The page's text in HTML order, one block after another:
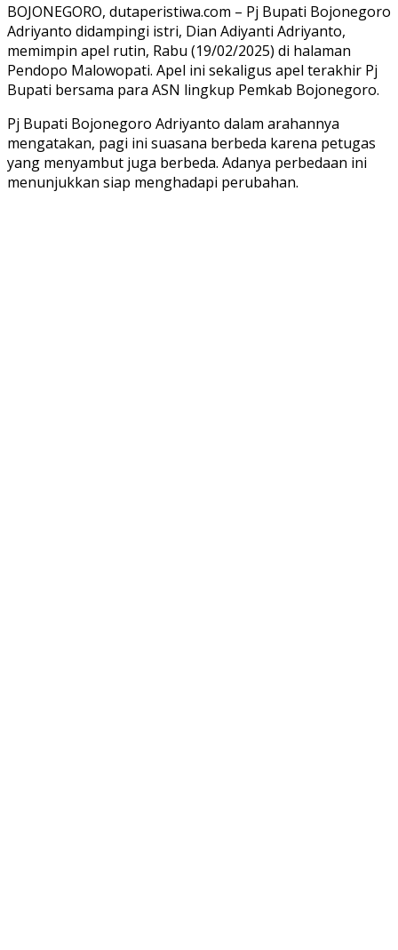
BOJONEGORO, dutaperistiwa.com – Pj Bupati Bojonegoro
Adriyanto didampingi istri, Dian Adiyanti Adriyanto,
memimpin apel rutin, Rabu (19/02/2025) di halaman
Pendopo Malowopati. Apel ini sekaligus apel terakhir Pj
Bupati bersama para ASN lingkup Pemkab Bojonegoro.
Pj Bupati Bojonegoro Adriyanto dalam arahannya
mengatakan, pagi ini suasana berbeda karena petugas
yang menyambut juga berbeda. Adanya perbedaan ini
menunjukkan siap menghadapi perubahan.